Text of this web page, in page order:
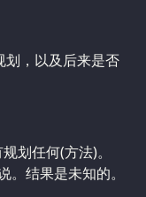
划，以及后来是否
划任何(方法)。
结果是未知的。